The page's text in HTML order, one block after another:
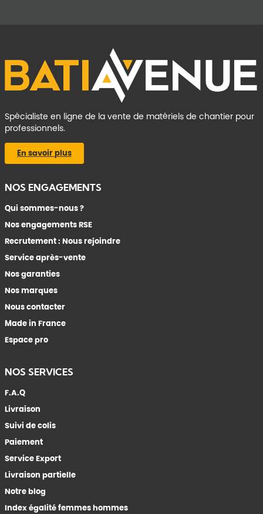
Spécialiste en ligne de la vente de matériels de chantier pour
professionnels.
En savoir plus
NOS ENGAGEMENTS
Qui sommes-nous ?
Nos engagements RSE
Recrutement : Nous rejoindre
Service après-vente
Nos garanties
Nos marques
Nous contacter
Made in France
Espace pro
NOS SERVICES
F.A.Q
Livraison
Suivi de colis
Paiement
Service Export
Livraison partielle
Notre blog
Index égalité femmes hommes